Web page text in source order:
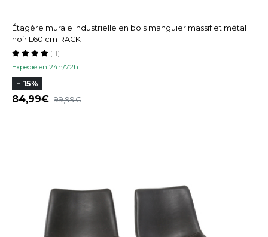
Étagère murale industrielle en bois manguier massif et métal
noir L60 cm RACK
Expedié en 24h/72h
(11)
- 15%
84,99 99,99